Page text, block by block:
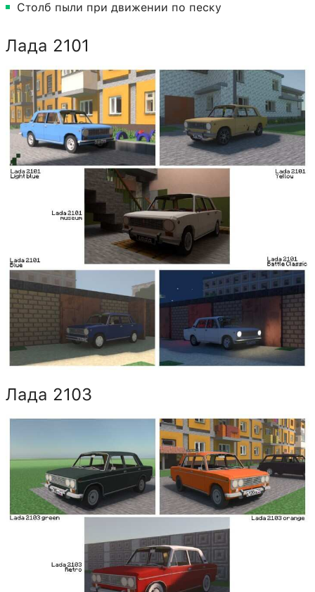
Столб пыли при движении по песку
Лада 2101
Лада 2103